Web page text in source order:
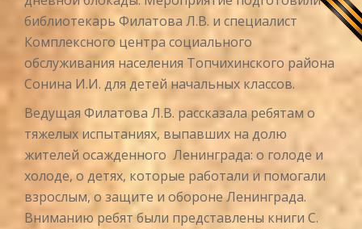
библиотекарь Филатова Л.В. и специалист
Комплексного центра социального
обслуживания населения Топчихинского района
Сонина И.И. для детей начальных классов.
Ведущая Филатова Л.В. рассказала ребятам о
тяжелых испытаниях, выпавших на долю
жителей осажденного Ленинграда: о голоде и
холоде, о детях, которые работали и помогали
взрослым, о защите и обороне Ленинграда.
Вниманию ребят были представлены книги С.